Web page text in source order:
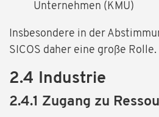
Unternehmen (KMU)
Insbesondere in der
SICOS daher eine große Rolle.
2.4 Industrie
2.4.1 Zugang zu